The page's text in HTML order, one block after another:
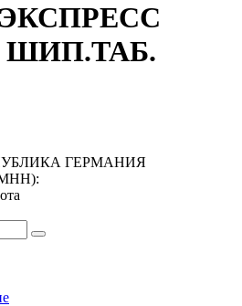
ШИП.ТАБ.
ГЕРМАНИЯ
: